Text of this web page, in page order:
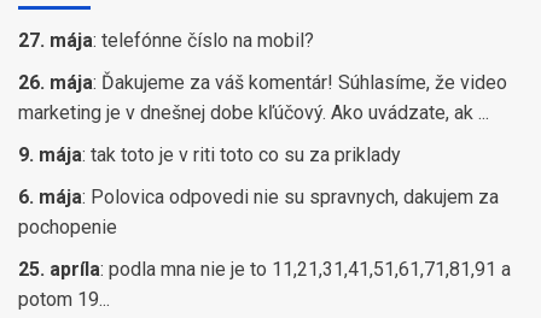
27. mája: telefónne číslo na mobil?
26. mája: Ďakujeme za váš komentár! Súhlasíme, že video
marketing je v dnešnej dobe kľúčový. Ako uvádzate, ak ...
9. mája: tak toto je v riti toto co su za priklady
6. mája: Polovica odpovedi nie su spravnych, dakujem za
pochopenie
25. apríla: podla mna nie je to 11,21,31,41,51,61,71,81,91 a
potom 19...